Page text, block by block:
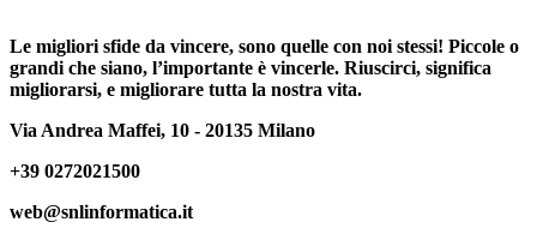
Le migliori sfide da vincere, sono quelle con noi stessi! Piccole o
grandi che siano, l’importante è vincerle. Riuscirci, significa
migliorarsi, e migliorare tutta la nostra vita.
Via Andrea Maffei, 10 - 20135 Milano
+39 0272021500
web@snlinformatica.it